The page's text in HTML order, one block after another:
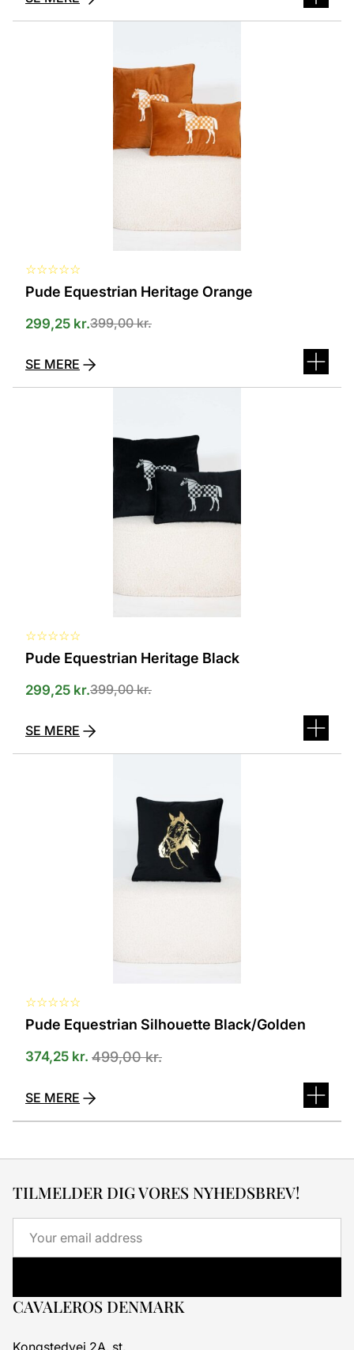
☆☆☆☆☆
Pude Equestrian Heritage Orange
399,00kr.
299,25 kr.
SE MERE
☆☆☆☆☆
Pude Equestrian Heritage Black
399,00kr.
299,25 kr.
SE MERE
☆☆☆☆☆
Pude Equestrian Silhouette Black/Golden
499,00kr.
374,25 kr.
SE MERE
TILMELDER DIG VORES NYHEDSBREV!
Email
CAVALEROS DENMARK
Kongstedvej 2A, st.